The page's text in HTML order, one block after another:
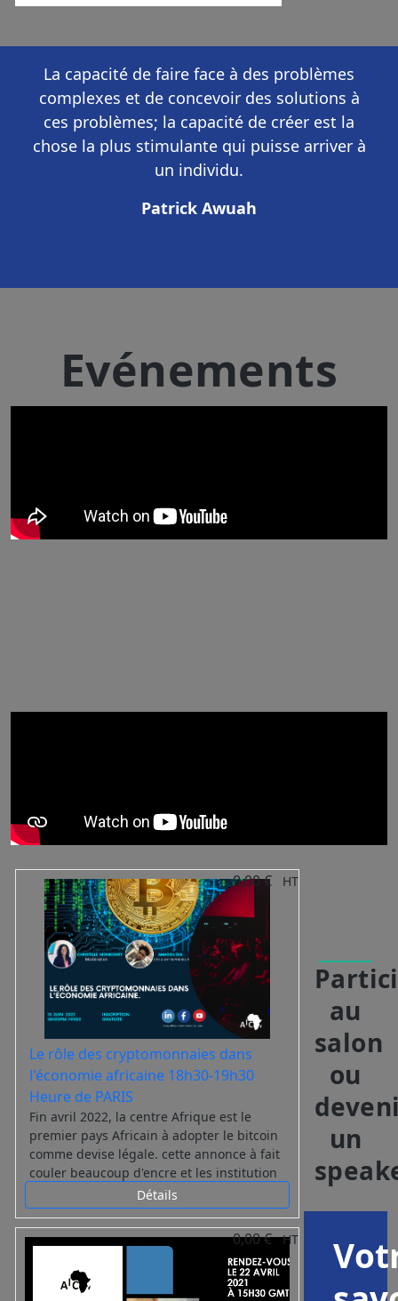
La capacité de faire face à des problèmes
complexes et de concevoir des solutions à
ces problèmes; la capacité de créer est la
chose la plus stimulante qui puisse arriver à
un individu.
Patrick Awuah
Evénements
0,00 € HT
Le rôle des cryptomonnaies dans
l'économie africaine 18h30-19h30
Heure de PARIS
Fin avril 2022, la centre Afrique est le
premier pays Africain à adopter le bitcoin
comme devise légale. cette annonce à fait
couler beaucoup d'encre et les institution
africaines et internationale ne sont pas
favorable à l'utilisation du bitcoin comme
monnaie légale surtout en Afrique.
Africa Innovation Center vous propose une
immersion au cœur de l’économie et dans
Détails
0,00 € HT
au
salon
ou
un